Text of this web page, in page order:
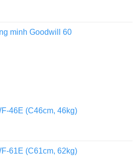
minh Goodwill 60
46E (C46cm, 46kg)
61E (C61cm, 62kg)